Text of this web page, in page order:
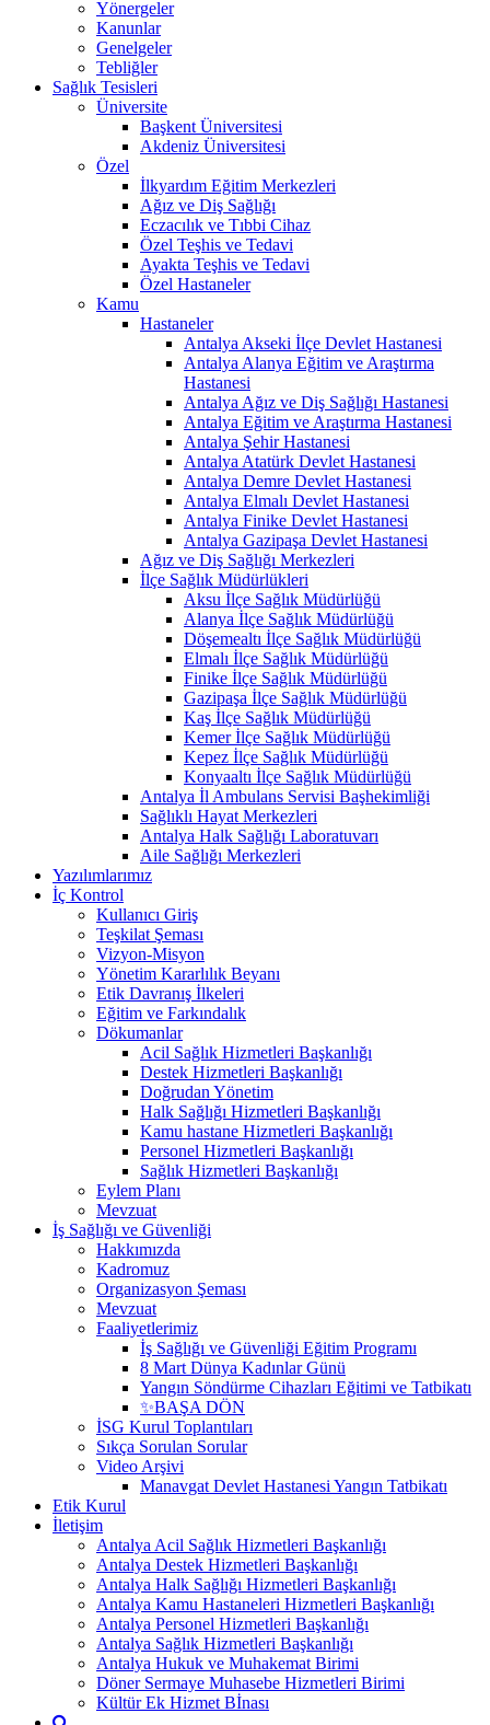
Yönergeler
Kanunlar
Genelgeler
Tebliğler
Sağlık Tesisleri
Üniversite
Başkent Üniversitesi
Akdeniz Üniversitesi
Özel
İlkyardım Eğitim Merkezleri
Ağız ve Diş Sağlığı
Eczacılık ve Tıbbi Cihaz
Özel Teşhis ve Tedavi
Ayakta Teşhis ve Tedavi
Özel Hastaneler
Kamu
Hastaneler
Antalya Akseki İlçe Devlet Hastanesi
Antalya Alanya Eğitim ve Araştırma
Hastanesi
Antalya Ağız ve Diş Sağlığı Hastanesi
Antalya Eğitim ve Araştırma Hastanesi
Antalya Şehir Hastanesi
Antalya Atatürk Devlet Hastanesi
Antalya Demre Devlet Hastanesi
Antalya Elmalı Devlet Hastanesi
Antalya Finike Devlet Hastanesi
Antalya Gazipaşa Devlet Hastanesi
Ağız ve Diş Sağlığı Merkezleri
İlçe Sağlık Müdürlükleri
Aksu İlçe Sağlık Müdürlüğü
Alanya İlçe Sağlık Müdürlüğü
Döşemealtı İlçe Sağlık Müdürlüğü
Elmalı İlçe Sağlık Müdürlüğü
Finike İlçe Sağlık Müdürlüğü
Gazipaşa İlçe Sağlık Müdürlüğü
Kaş İlçe Sağlık Müdürlüğü
Kemer İlçe Sağlık Müdürlüğü
Kepez İlçe Sağlık Müdürlüğü
Konyaaltı İlçe Sağlık Müdürlüğü
Antalya İl Ambulans Servisi Başhekimliği
Sağlıklı Hayat Merkezleri
Antalya Halk Sağlığı Laboratuvarı
Aile Sağlığı Merkezleri
Yazılımlarımız
İç Kontrol
Kullanıcı Giriş
Teşkilat Şeması
Vizyon-Misyon
Yönetim Kararlılık Beyanı
Etik Davranış İlkeleri
Eğitim ve Farkındalık
Dökumanlar
Acil Sağlık Hizmetleri Başkanlığı
Destek Hizmetleri Başkanlığı
Doğrudan Yönetim
Halk Sağlığı Hizmetleri Başkanlığı
Kamu hastane Hizmetleri Başkanlığı
Personel Hizmetleri Başkanlığı
Sağlık Hizmetleri Başkanlığı
Eylem Planı
Mevzuat
İş Sağlığı ve Güvenliği
Hakkımızda
Kadromuz
Organizasyon Şeması
Mevzuat
Faaliyetlerimiz
İş Sağlığı ve Güvenliği Eğitim Programı
8 Mart Dünya Kadınlar Günü
Yangın Söndürme Cihazları Eğitimi ve Tatbikatı
✨BAŞA DÖN
İSG Kurul Toplantıları
Sıkça Sorulan Sorular
Video Arşivi
Manavgat Devlet Hastanesi Yangın Tatbikatı
Etik Kurul
İletişim
Antalya Acil Sağlık Hizmetleri Başkanlığı
Antalya Destek Hizmetleri Başkanlığı
Antalya Halk Sağlığı Hizmetleri Başkanlığı
Antalya Kamu Hastaneleri Hizmetleri Başkanlığı
Antalya Personel Hizmetleri Başkanlığı
Antalya Sağlık Hizmetleri Başkanlığı
Antalya Hukuk ve Muhakemat Birimi
Döner Sermaye Muhasebe Hizmetleri Birimi
Kültür Ek Hizmet Bİnası